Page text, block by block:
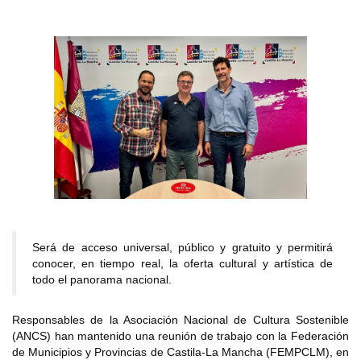
Será de acceso universal, público y gratuito y permitirá
conocer, en tiempo real, la oferta cultural y artística de
todo el panorama nacional.
Responsables de la Asociación Nacional de Cultura Sostenible
(ANCS) han mantenido una reunión de trabajo con la Federación
de Municipios y Provincias de Castila-La Mancha (FEMPCLM), en